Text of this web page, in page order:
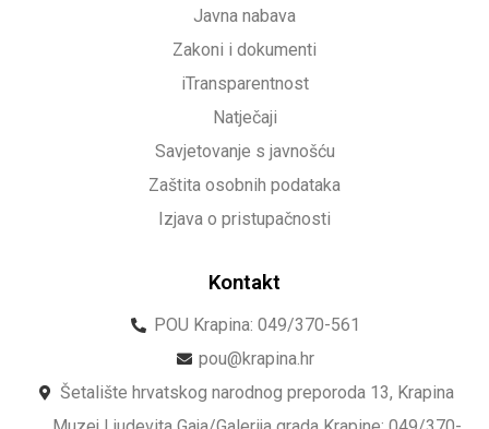
Javna nabava
Zakoni i dokumenti
iTransparentnost
Natječaji
Savjetovanje s javnošću
Zaštita osobnih podataka
Izjava o pristupačnosti
Kontakt
POU Krapina: 049/370-561
pou@krapina.hr
Šetalište hrvatskog narodnog preporoda 13, Krapina